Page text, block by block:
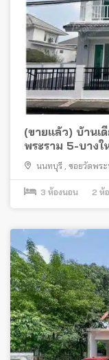
(ขายแล้ว) บ้านเ
พระราม 5-บาง
นอนนนทบุรี , ซอยวัดพร
3 ห้องนอน 2 ห้